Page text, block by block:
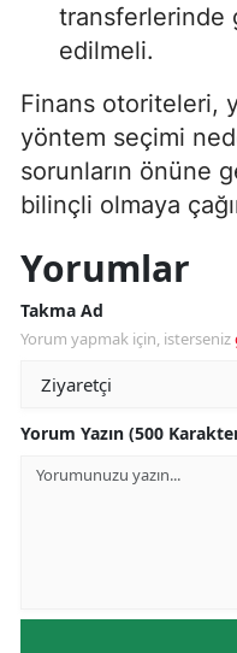
transferlerinde
edilmeli.
Finans otoriteleri,
yöntem seçimi
sorunların önüne
bilinçli olmaya
Yorumlar
Takma Ad
Yorum yapmak için, isterseniz
Yorum Yazın (500